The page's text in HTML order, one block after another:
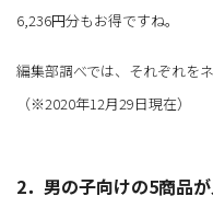
6,236円分もお得ですね。
編集部調べでは、それぞれを
（※2020年12月29日現在）
2．男の子向けの5商品